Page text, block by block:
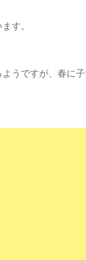
す。
うですが、春に